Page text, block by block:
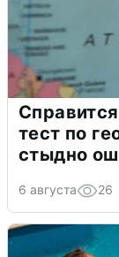
тест по
стыдно
6 августа 26